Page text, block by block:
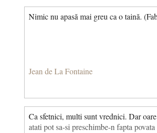
Nimic nu apasă mai greu ca o taină.
Jean de La Fontaine
Ca sfetnici, multi sunt vrednici. Dar
atati pot sa-si preschimbe-n fapta